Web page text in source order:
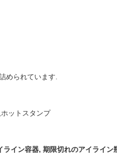
められています.
ットスタンプ
イン容器, 期限切れのアイライン